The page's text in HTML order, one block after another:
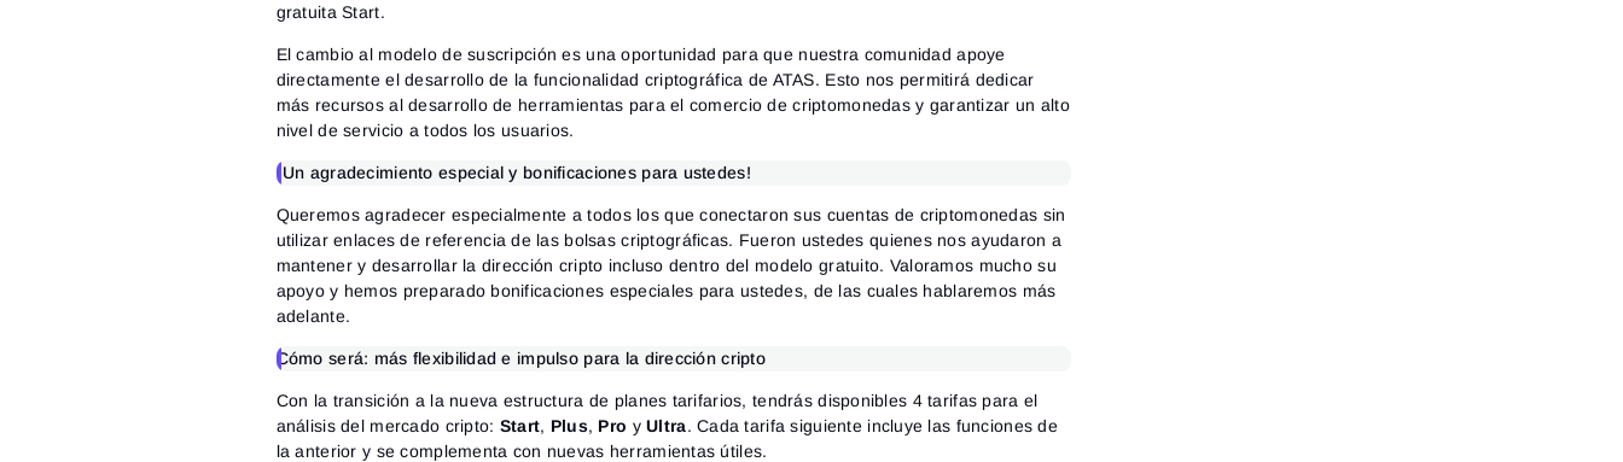
gratuita Start.
El cambio al modelo de suscripción es una oportunidad para que nuestra comunidad apoye
directamente el desarrollo de la funcionalidad criptográfica de ATAS. Esto nos permitirá dedicar
más recursos al desarrollo de herramientas para el comercio de criptomonedas y garantizar un alto
nivel de servicio a todos los usuarios.
¡Un agradecimiento especial y bonificaciones para ustedes!
Queremos agradecer especialmente a todos los que conectaron sus cuentas de criptomonedas sin
utilizarenlaces de referencia de las bolsas criptográficas. Fueron ustedes quienes nos ayudaron a
mantener y desarrollar la dirección cripto incluso dentro del modelo gratuito. Valoramos mucho su
apoyo y hemos preparado bonificaciones especiales para ustedes, de las cuales hablaremos más
adelante.
Cómo será: más flexibilidad e impulso para la dirección cripto
Con la transición a la nueva estructura de planes tarifarios, tendrás disponibles 4 tarifas para el
análisis del mercado cripto: Start, Plus, Pro yUltra. Cada tarifa siguiente incluye las funciones de
la anterior y se complementa con nuevas herramientas útiles.